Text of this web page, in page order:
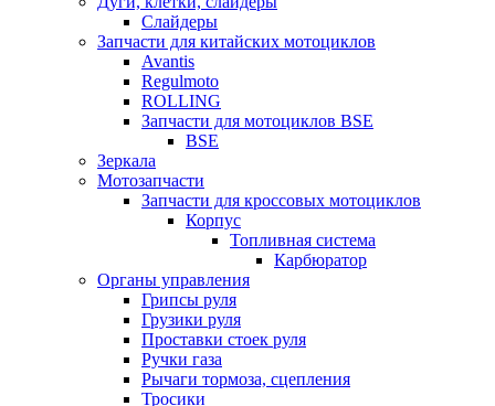
Слайдеры
Запчасти для китайских мотоциклов
Avantis
Regulmoto
ROLLING
Запчасти для мотоциклов BSE
BSE
Зеркала
Мотозапчасти
Запчасти для кроссовых мотоциклов
Корпус
Топливная система
Карбюратор
Органы управления
Грипсы руля
Грузики руля
Проставки стоек руля
Ручки газа
Рычаги тормоза, сцепления
Тросики